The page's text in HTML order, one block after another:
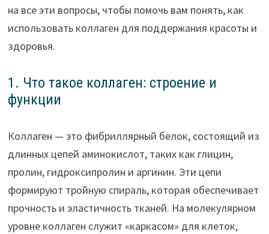
на все эти вопросы, чтобы помочь вам понять, как
использовать коллаген для поддержания красоты и
здоровья.
1. Что такое коллаген: строение и
функции
Коллаген — это фибриллярный белок, состоящий из
длинных цепей аминокислот, таких как глицин,
пролин, гидроксипролин и аргинин. Эти цепи
формируют тройную спираль, которая обеспечивает
прочность и эластичность тканей. На молекулярном
уровне коллаген служит «каркасом» для клеток,